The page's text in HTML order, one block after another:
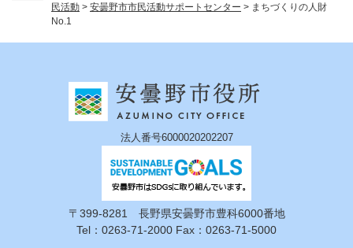
民活動 > 安曇野市市民活動サポートセンター > まちづくりの人財
No.1
法人番号6000020202207
〒399-8281 長野県安曇野市豊科6000番地
Tel：0263-71-2000 Fax：0263-71-5000